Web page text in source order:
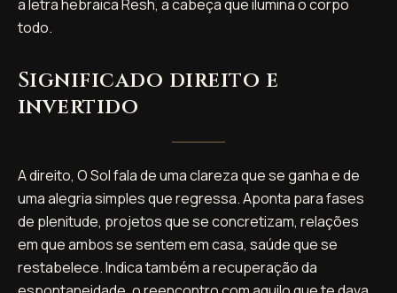
a letra hebraica Resh, a cabeça que ilumina o corpo
todo.
Significado direito e
invertido
A direito, O Sol fala de uma clareza que se ganha e de
uma alegria simples que regressa. Aponta para fases
de plenitude, projetos que se concretizam, relações
em que ambos se sentem em casa, saúde que se
restabelece. Indica também a recuperação da